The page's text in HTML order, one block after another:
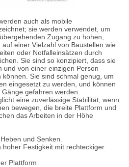
auch als mobile
sie werden verwendet, um
Zugang zu hohen,
einer Vielzahl von Baustellen wie
oder Notfalleinsätzen durch
Sie sind so konzipiert, dass sie
und von einer einzigen Person
Sie sind schmal genug, um
eingesetzt zu werden, und können
gefahren werden.
eine zuverlässige Stabilität, wenn
bewegen, die breite Plattform und
das Arbeiten in der Höhe
und Senken.
Festigkeit mit rechteckiger
Plattform